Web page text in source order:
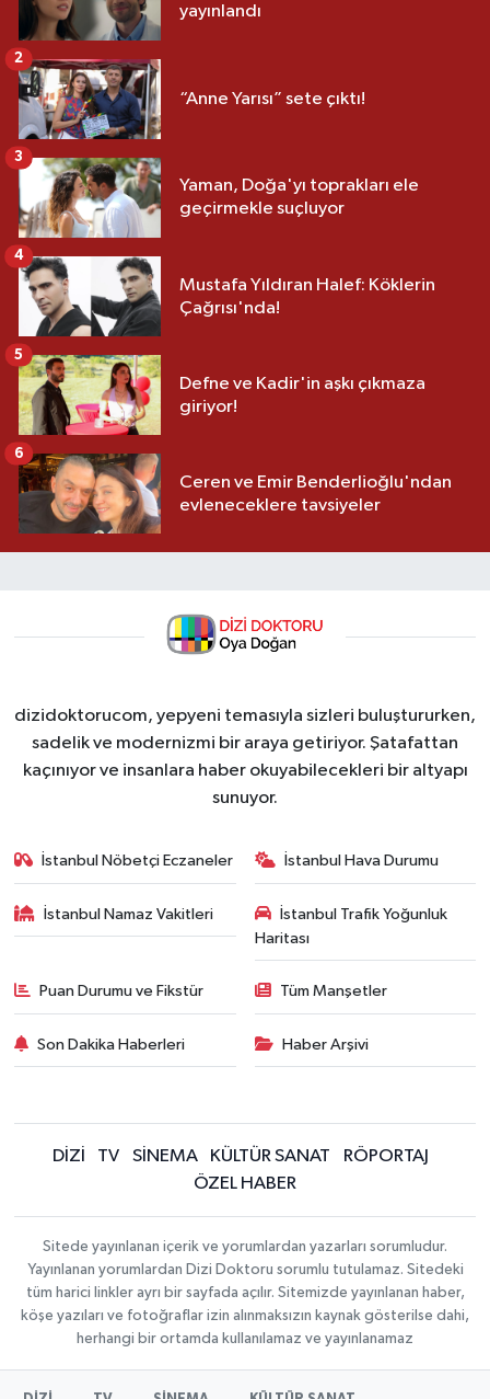
yayınlandı
“Anne Yarısı” sete çıktı!
2
Yaman, Doğa'yı toprakları ele
geçirmekle suçluyor
3
Mustafa Yıldıran Halef: Köklerin
Çağrısı'nda!
4
Defne ve Kadir'in aşkı çıkmaza
giriyor!
5
Ceren ve Emir Benderlioğlu'ndan
evleneceklere tavsiyeler
6
dizidoktorucom, yepyeni temasıyla sizleri buluştururken,
sadelik ve modernizmi bir araya getiriyor. Şatafattan
kaçınıyor ve insanlara haber okuyabilecekleri bir altyapı
sunuyor.
İstanbul Nöbetçi Eczaneler İstanbul Hava Durumu
İstanbul Namaz Vakitleri
İstanbul Trafik Yoğunluk
Haritası
Puan Durumu ve Fikstür Tüm Manşetler
Son Dakika Haberleri Haber Arşivi
DİZİ TV SİNEMA KÜLTÜR SANAT
RÖPORTAJ
ÖZEL HABER
Sitede yayınlanan içerik ve yorumlardan yazarları sorumludur.
Yayınlanan yorumlardan Dizi Doktoru sorumlu tutulamaz. Sitedeki
tüm harici linkler ayrı bir sayfada açılır. Sitemizde yayınlanan haber,
köşe yazıları ve fotoğraflar izin alınmaksızın kaynak gösterilse dahi,
herhangi bir ortamda kullanılamaz ve yayınlanamaz